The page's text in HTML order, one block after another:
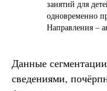
занятий для
одновременно
Направления –
Данные
сведениями,